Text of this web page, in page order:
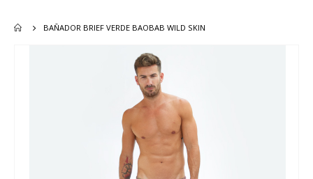
BAÑADOR BRIEF VERDE BAOBAB WILD SKIN